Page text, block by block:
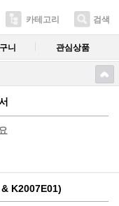
카테고리 검색
니 관심상품
K2007E01)